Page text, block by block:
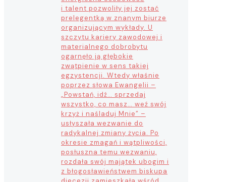
i talent pozwoliły jej zostać
prelegentką w znanym biurze
organizującym wykłady. U
szczytu kariery zawodowej i
materialnego dobrobytu
ogarnęło ją głębokie
zwątpienie w sens takiej
egzystencji. Wtedy właśnie
poprzez słowa Ewangelii –
„Powstań, idź… sprzedaj
wszystko, co masz… weź swój
krzyż i naśladuj Mnie” –
usłyszała wezwanie do
radykalnej zmiany życia. Po
okresie zmagań i wątpliwości,
posłuszna temu wezwaniu,
rozdała swój majątek ubogim i
z błogosławieństwem biskupa